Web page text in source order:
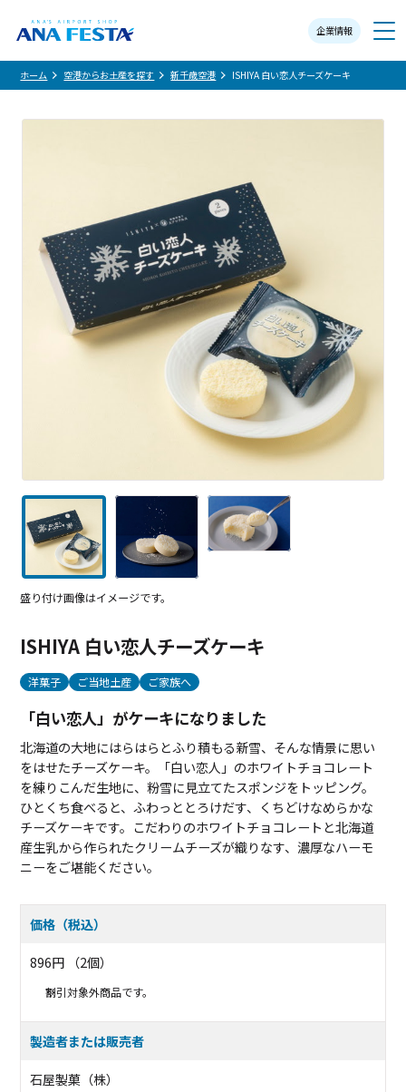
企業情報
メニュー
ホーム 空港からお土産を探す 新千歳空港 ISHIYA 白い恋人チーズケーキ
盛り付け画像はイメージです。
ISHIYA 白い恋人チーズケーキ
洋菓子 ご当地土産 ご家族へ
「白い恋人」がケーキになりました
北海道の大地にはらはらとふり積もる新雪、そんな情景に思い
をはせたチーズケーキ。「白い恋人」のホワイトチョコレート
を練りこんだ生地に、粉雪に見立てたスポンジをトッピング。
ひとくち食べると、ふわっととろけだす、くちどけなめらかな
チーズケーキです。こだわりのホワイトチョコレートと北海道
産生乳から作られたクリームチーズが織りなす、濃厚なハーモ
ニーをご堪能ください。
価格（税込）
896円 （2個）
割引対象外商品です。
製造者または販売者
石屋製菓（株）